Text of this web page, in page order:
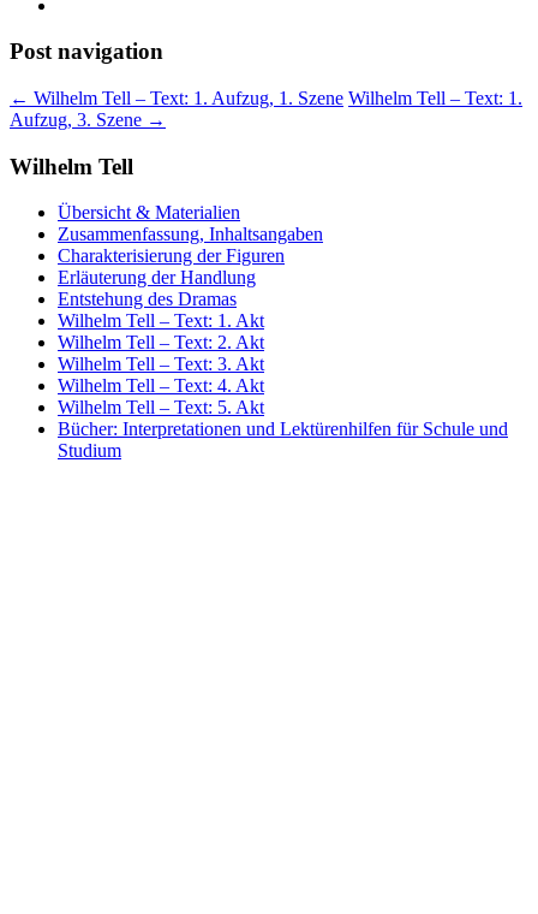
Post navigation
← Wilhelm Tell – Text: 1. Aufzug, 1. Szene Wilhelm Tell – Text: 1.
Aufzug, 3. Szene →
Wilhelm Tell
Übersicht & Materialien
Zusammenfassung, Inhaltsangaben
Charakterisierung der Figuren
Erläuterung der Handlung
Entstehung des Dramas
Wilhelm Tell – Text: 1. Akt
Wilhelm Tell – Text: 2. Akt
Wilhelm Tell – Text: 3. Akt
Wilhelm Tell – Text: 4. Akt
Wilhelm Tell – Text: 5. Akt
Bücher: Interpretationen und Lektürenhilfen für Schule und
Studium